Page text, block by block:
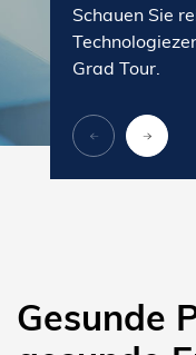
Schauen Sie
Grad Tour.
Gesunde